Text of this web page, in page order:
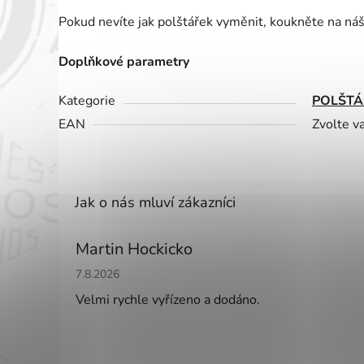
Pokud nevíte jak polštářek vyměnit, koukněte na
Doplňkové parametry
Kategorie
EAN
Zvolte
Martin Hockicko
Hodnocení obchodu je 5 z 5 hvězdiček.
7.8.2026
Velmi rychle vyřízeno a dodáno.